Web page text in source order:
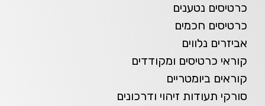
כרטיסים נטענים
כרטיסים חכמים
אביזרים נלווים
קוראי כרטיסים ומקודדים
קוראים ביומטריים
סורקי תעודות זיהוי ודרכונים